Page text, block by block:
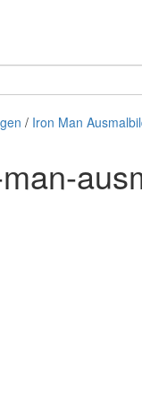
/ Iron Man